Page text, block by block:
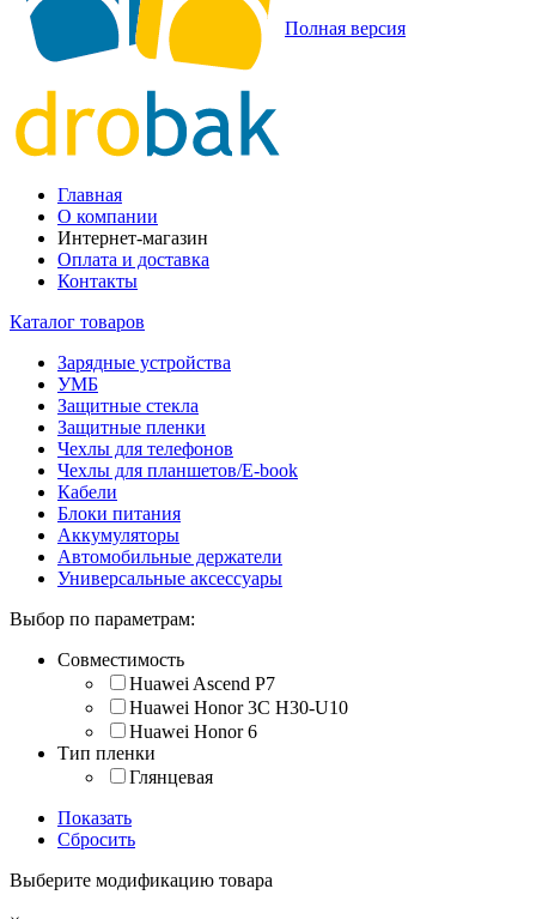
Полная версия
Главная
О компании
Интернет-магазин
Оплата и доставка
Контакты
Каталог товаров
Зарядные устройства
УМБ
Защитные стекла
Защитные пленки
Чехлы для телефонов
Чехлы для планшетов/E-book
Кабели
Блоки питания
Аккумуляторы
Автомобильные держатели
Универсальные аксессуары
Выбор по параметрам:
Совместимость
Huawei Ascend P7
Huawei Honor 3C H30-U10
Huawei Honor 6
Тип пленки
Глянцевая
Показать
Сбросить
Выберите модификацию товара